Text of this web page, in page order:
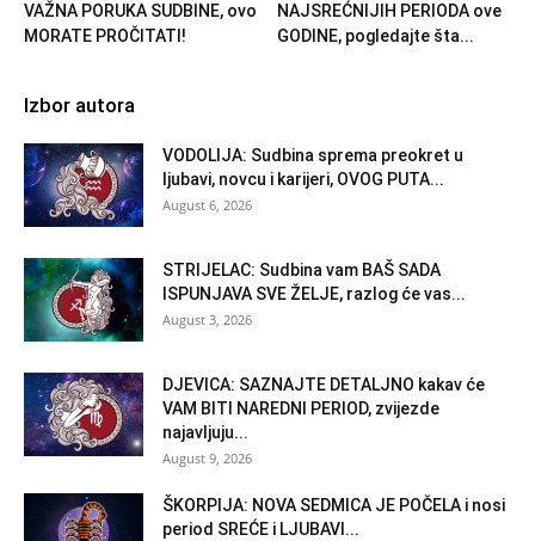
VAŽNA PORUKA SUDBINE, ovo
MORATE PROČITATI!
NAJSREĆNIJIH PERIODA ove
GODINE, pogledajte šta...
Izbor autora
VODOLIJA: Sudbina sprema preokret u
ljubavi, novcu i karijeri, OVOG PUTA...
August 6, 2026
STRIJELAC: Sudbina vam BAŠ SADA
ISPUNJAVA SVE ŽELJE, razlog će vas...
August 3, 2026
DJEVICA: SAZNAJTE DETALJNO kakav će
VAM BITI NAREDNI PERIOD, zvijezde
najavljuju...
August 9, 2026
ŠKORPIJA: NOVA SEDMICA JE POČELA i nosi
period SREĆE i LJUBAVI...